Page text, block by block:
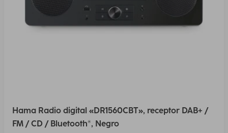
Hama Radio digital «DR1560CBT», receptor DAB+ /
FM / CD / Bluetooth®, Negro